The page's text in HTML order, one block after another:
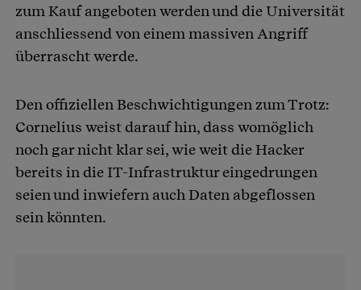
zum Kauf angeboten werden und die Universität
anschliessend von einem massiven Angriff
überrascht werde.
Den offiziellen Beschwichtigungen zum Trotz:
Cornelius weist darauf hin, dass womöglich
noch gar nicht klar sei, wie weit die Hacker
bereits in die IT-Infrastruktur eingedrungen
seien und inwiefern auch Daten abgeflossen
sein könnten.